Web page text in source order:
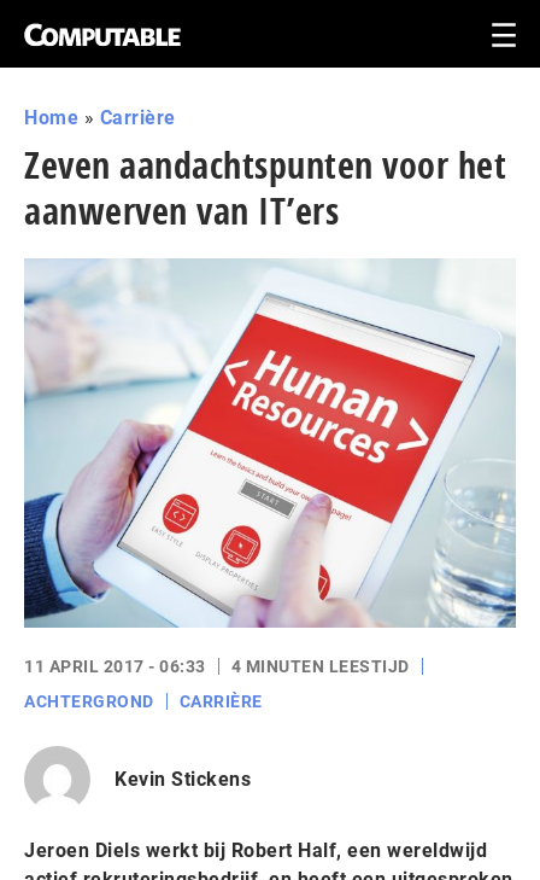
Home » Carrière
Zeven aandachtspunten voor het
aanwerven van IT’ers
11 APRIL 2017 - 06:33
4 MINUTEN LEESTIJD
ACHTERGROND
CARRIÈRE
Kevin Stickens
Jeroen Diels werkt bij Robert Half, een wereldwijd